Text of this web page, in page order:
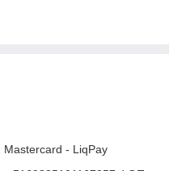
Mastercard - LiqPay